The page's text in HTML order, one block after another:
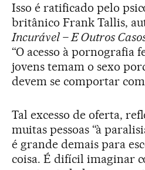
Isso é ratificado pelo
britânico Frank Tallis,
Incurável – E Outros
“O acesso à pornografia
jovens temam o sexo
devem se comportar
Tal excesso de oferta,
muitas pessoas “à
é grande demais para
coisa. É difícil imaginar